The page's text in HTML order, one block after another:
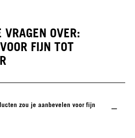
VRAGEN OVER:
FIJN TOT
zou je aanbevelen voor fijn